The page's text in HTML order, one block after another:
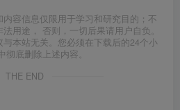
容信息仅限用于学习和研究目的；不
用途， 否则，一切后果请用户自负。
本站无关。您必须在下载后的24个小
底删除上述内容。
THE END